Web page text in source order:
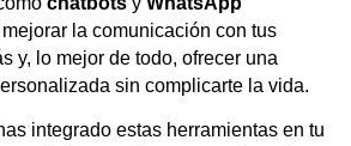
la comunicación con tus
y, lo mejor de todo, ofrecer una
sin complicarte la vida.
integrado estas herramientas en tu